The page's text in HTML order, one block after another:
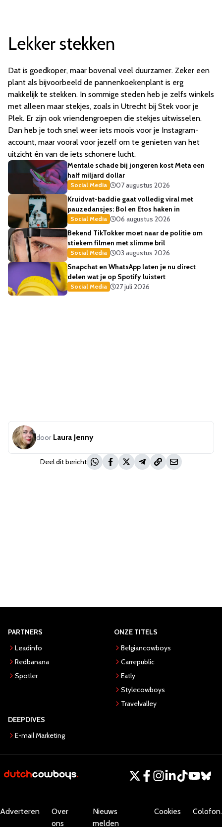
Lekker stekken
Dat is goedkoper, maar bovenal veel duurzamer. Zeker een
plant als bijvoorbeeld de pannenkoekenplant is erg
makkelijk te stekken. In sommige steden heb je zelfs winkels
met alleen maar stekjes, zoals in Utrecht bij Stek voor je
Plek. Er zijn ook vriendengroepen die stekjes uitwisselen.
Dan heb je toch snel weer iets moois voor je Instagram-
account, maar vooral voor jezelf om te genieten van het
uitzicht én van de iets schonere lucht.
Mentale schade bij jongeren kost Meta een
half miljard dollar
Social Media
07 augustus 2026
Kruidvat-baddie gaat volledig viral met
pauzedansjes: Bol en Etos haken in
Social Media
06 augustus 2026
Bekend TikTokker moet naar de politie om
stiekem filmen met slimme bril
Social Media
03 augustus 2026
Snapchat en WhatsApp laten je nu direct
delen wat je op Spotify luistert
Social Media 27 juli 2026
door Laura Jenny
Deel dit bericht
PARTNERS
Leadinfo
Redbanana
Spotler
ONZE TITELS
Belgiancowboys
Carrepublic
Eatly
Stylecowboys
Travelvalley
DEEPDIVES
E-mail Marketing
Adverteren
Over
ons
Nieuws
melden
Cookies Colofon.